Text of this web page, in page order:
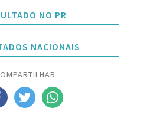
NO PR
NACIONAIS